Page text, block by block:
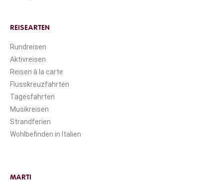
REISEARTEN
Rundreisen
Aktivreisen
Reisen à la carte
Flusskreuzfahrten
Tagesfahrten
Musikreisen
Strandferien
Wohlbefinden in Italien
MARTI